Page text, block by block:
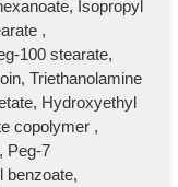
Isopropyl
,
100 stearate,
Triethanolamine
Hydroxyethyl
copolymer ,
Peg-7
benzoate,